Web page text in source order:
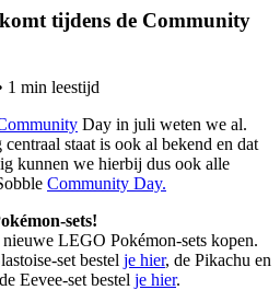
tijdens de Community
1 min leestijd
Day in juli weten we al.
staat is ook al bekend en dat
kunnen we hierbij dus ook alle
Community Day.
sets!
LEGO Pokémon-sets kopen.
set bestel je hier, de Pikachu en
Eevee-set bestel je hier.